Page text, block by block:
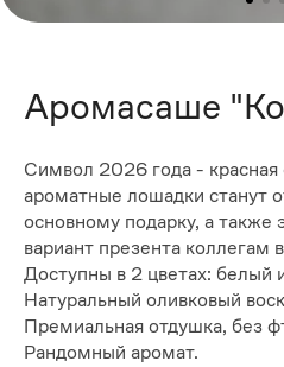
Аромасаше
Символ 2026 года -
ароматные лошадки станут
основному подарку, а также
вариант презента коллегам
Доступны в 2 цветах: белый
Натуральный оливковый
Премиальная отдушка, без
Рандомный аромат.